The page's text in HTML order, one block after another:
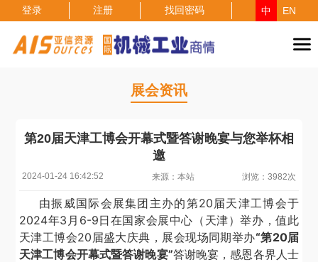
登录 注册 找回密码 中 EN
展会资讯
第20届天津工博会开幕式暨答谢晚宴与您举杯相
邀
2024-01-24 16:42:52 来源：本站 浏览：3982次
由振威国际会展集团主办的第20届天津工博会于
2024年3月6-9日在国家会展中心（天津）举办，值此
天津工博会20届盛大庆典，展会现场同期举办“第20届
天津工博会开幕式暨答谢晚宴”答谢晚宴，感恩各界人士